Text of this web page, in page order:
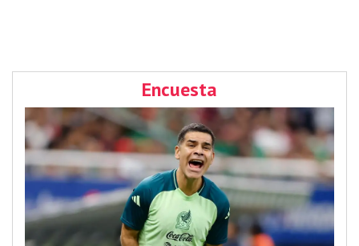
Encuesta